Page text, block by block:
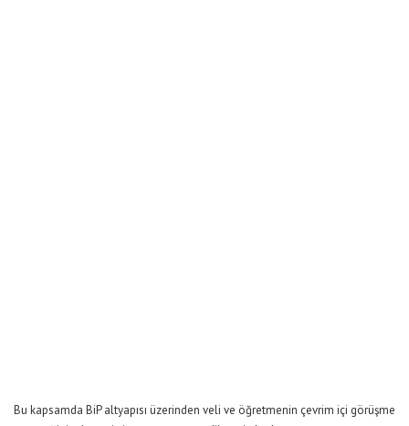
Bu kapsamda BiP altyapısı üzerinden veli ve öğretmenin çevrim içi görüşme